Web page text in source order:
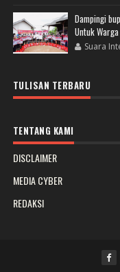
Dampingi
Untuk
Suara
TULISAN TERBARU
TENTANG KAMI
DISCLAIMER
MEDIA CYBER
REDAKSI